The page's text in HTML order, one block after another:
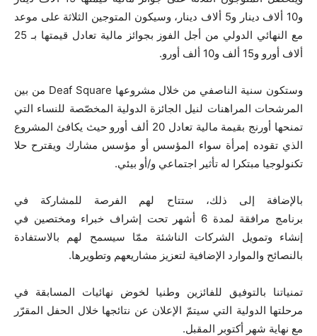
و10 ألاف دينار و5 ألاف دينار، وسيكون المتوجين الثلاثة على موعد
مع النهائي الدولي من أجل الفوز بجوائز مالية تعادل قيمتها بـ 25
ألاف أورو و15 ألف و10 ألف أورو.
وستكون سنية الناصفي من خلال مشروعها Deaf Square من بين
المرشحات المراهنات لنيل الجائزة الدولية المخصّصة للنساء التي
تمنحها أورنج بقيمة مالية تعادل 20 ألف أورو حيث يكافئ المشروع
الذي تقوده إمرأة سواء المؤسس أو مؤسس مشارك ويقترح حلا
تكنولوجيا مبتكرا له تأثير اجتماعي و/أو بيئي.
بالإضافة إلى ذلك، ستتاح لهم الفرصة للمشاركة في
برنامج مرافقة لمدة 6 أشهر تحت إشراف خبراء ومختصين في
إنشاء وتمويل الشركات الناشئة ممّا سيسمح لهم بالاستفادة
بالنصائح والموارد الإضافية لتعزيز مشاريعهم وتطويرها.
تمنياتنا بالتوفيق للفائزين وطنيا لخوض نهائيات المسابقة في
مرحلتها الدولية التي سيتمّ الإعلان عن نتائجها خلال الحفل المقرّر
مع نهاية شهر أكتوبر المقبل.